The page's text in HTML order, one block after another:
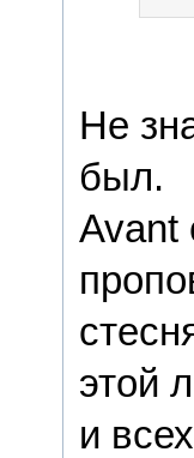
Не
был.
Avant
этой
и